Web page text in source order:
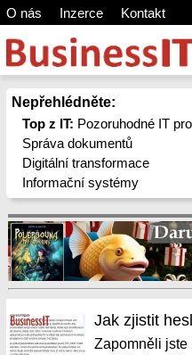
O nás Inzerce Kontakt
Nepřehlédněte:
Top z IT: Pozoruhodné IT
Správa dokumentů
Digitální transformace
Informační systémy
Jak zjistit
Zapomněli jste